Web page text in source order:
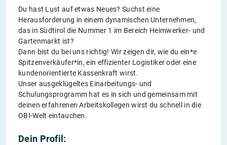
Du hast Lust auf etwas Neues? Suchst eine
Herausforderung in einem dynamischen Unternehmen,
das in Südtirol die Nummer 1 im Bereich Heimwerker- und
Gartenmarkt ist?
Dann bist du bei uns richtig! Wir zeigen dir, wie du ein*e
Spitzenverkäufer*in, ein effizienter Logistiker oder eine
kundenorientierte Kassenkraft wirst.
Unser ausgeklügeltes Einarbeitungs- und
Schulungsprogramm hat es in sich und gemeinsam mit
deinen erfahrenen Arbeitskollegen wirst du schnell in die
OBI-Welt eintauchen.
Dein Profil: